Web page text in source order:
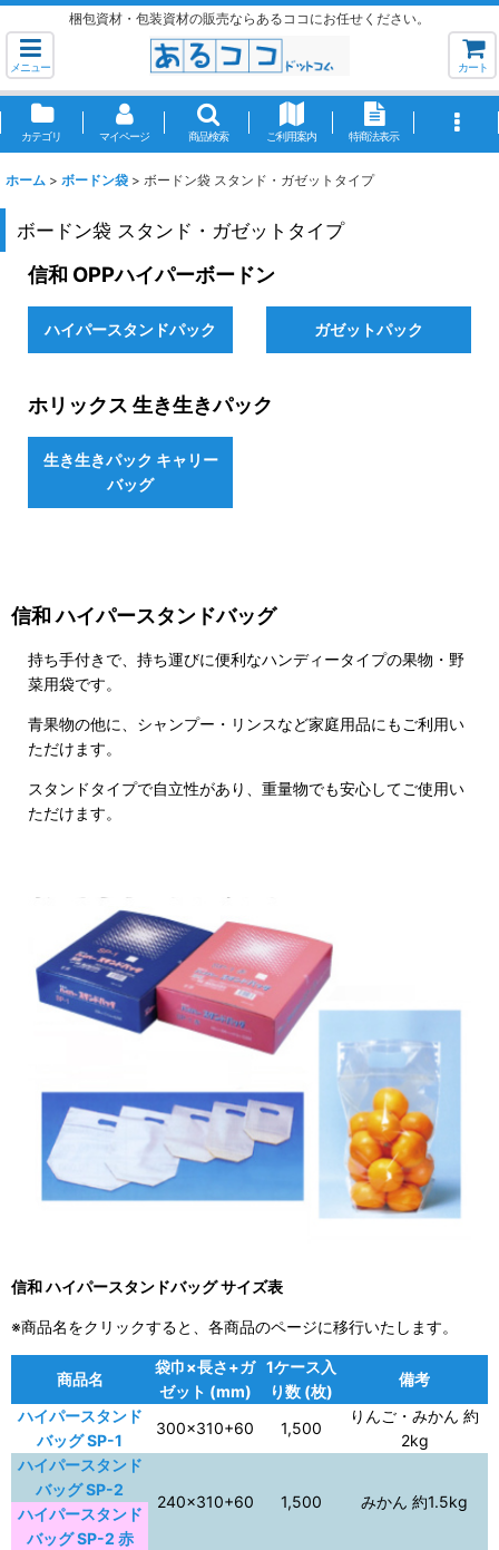
梱包資材・包装資材の販売ならあるココにお任せください。
メニュー カート
カテゴリ マイページ 商品検索 ご利用案内 特商法表示
ホーム > ボードン袋 > ボードン袋 スタンド・ガゼットタイプ
ボードン袋 スタンド・ガゼットタイプ
信和 OPPハイパーボードン
ハイパースタンドパック ガゼットパック
ホリックス 生き生きパック
生き生きパック キャリー
バッグ
信和 ハイパースタンドバッグ
持ち手付きで、持ち運びに便利なハンディータイプの果物・野
菜用袋です。
青果物の他に、シャンプー・リンスなど家庭用品にもご利用い
ただけます。
スタンドタイプで自立性があり、重量物でも安心してご使用い
ただけます。
信和 ハイパースタンドバッグ サイズ表
※商品名をクリックすると、各商品のページに移行いたします。
商品名
袋巾×長さ+ガ
ゼット (mm)
1ケース入
り数 (枚)
備考
ハイパースタンド
バッグ SP-1
300×310+60 1,500
りんご・みかん 約
2kg
ハイパースタンド
バッグ SP-2
240×310+60 1,500 みかん 約1.5kg
ハイパースタンド
バッグ SP-2 赤